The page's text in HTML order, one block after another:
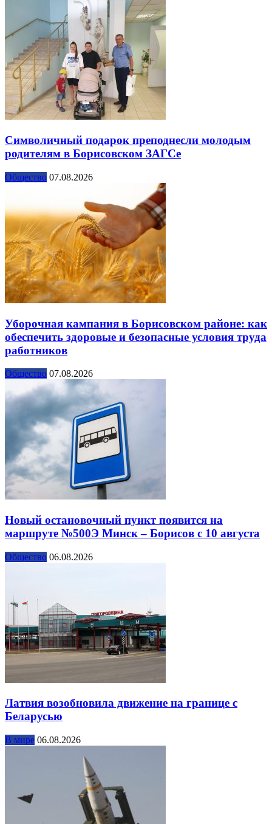
Символичный подарок преподнесли молодым
родителям в Борисовском ЗАГСе
Общество 07.08.2026
Уборочная кампания в Борисовском районе: как
обеспечить здоровые и безопасные условия труда
работников
Общество 07.08.2026
Новый остановочный пункт появится на
маршруте №500Э Минск – Борисов с 10 августа
Общество 06.08.2026
Латвия возобновила движение на границе с
Беларусью
В мире 06.08.2026